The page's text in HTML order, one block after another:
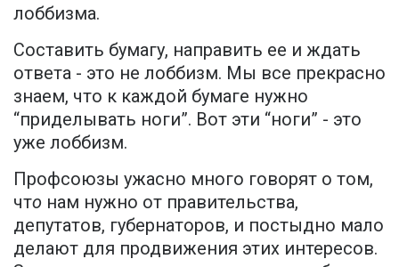
лоббизма.
Составить бумагу, направить ее и ждать
ответа - это не лоббизм. Мы все прекрасно
знаем, что к каждой бумаге нужно
“приделывать ноги”. Вот эти “ноги” - это
уже лоббизм.
Профсоюзы ужасно много говорят о том,
что нам нужно от правительства,
депутатов, губернаторов, и постыдно мало
делают для продвижения этих интересов.